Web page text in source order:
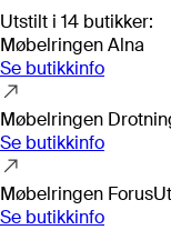
Utstilt i 14 butikker:
Møbelringen Alna
Se butikkinfo
Møbelringen
Se butikkinfo
Møbelringen Forus
Se butikkinfo